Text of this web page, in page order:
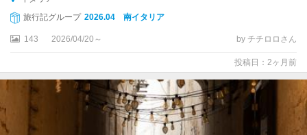
ン
コ
ー
ゾ
旅行記グループ 2026.04 南イタリア
143 2026/04/20～ by チチロロさん
投稿日：2ヶ月前